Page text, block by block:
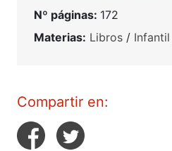
Nº páginas: 172
Materias: Libros / Infantil
Compartir en: